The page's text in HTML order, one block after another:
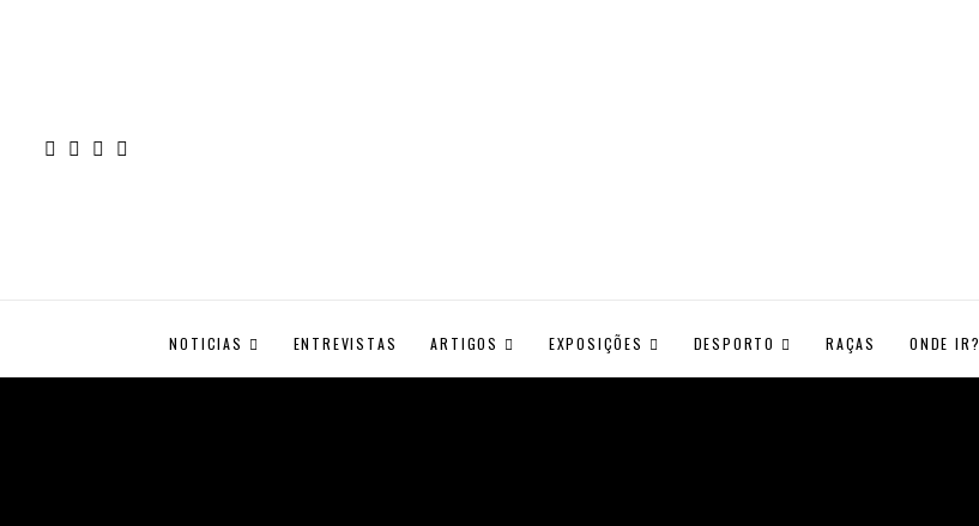
NOTICIAS ENTREVISTAS ARTIGOS EXPOSIÇÕES DESPORTO RAÇAS ONDE IR?